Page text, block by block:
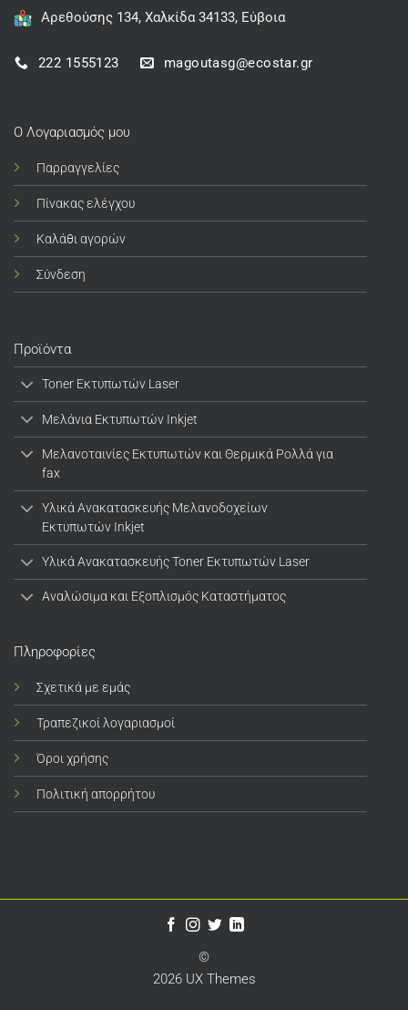
Αρεθούσης 134, Χαλκίδα 34133, Εύβοια
222 1555123 magoutasg@ecostar.gr
Ο Λογαριασμός μου
Παρραγγελίες
Πίνακας ελέγχου
Καλάθι αγορών
Σύνδεση
Προϊόντα
Toner Εκτυπωτών Laser
Μελάνια Εκτυπωτών Inkjet
Μελανοταινίες Εκτυπωτών και Θερμικά Ρολλά για
fax
Υλικά Ανακατασκευής Μελανοδοχείων
Εκτυπωτών Inkjet
Υλικά Ανακατασκευής Toner Εκτυπωτών Laser
Αναλώσιμα και Εξοπλισμός Καταστήματος
Πληροφορίες
Σχετικά με εμάς
Τραπεζικοί λογαριασμοί
Όροι χρήσης
Πολιτική απορρήτου
©
2026 UX Themes